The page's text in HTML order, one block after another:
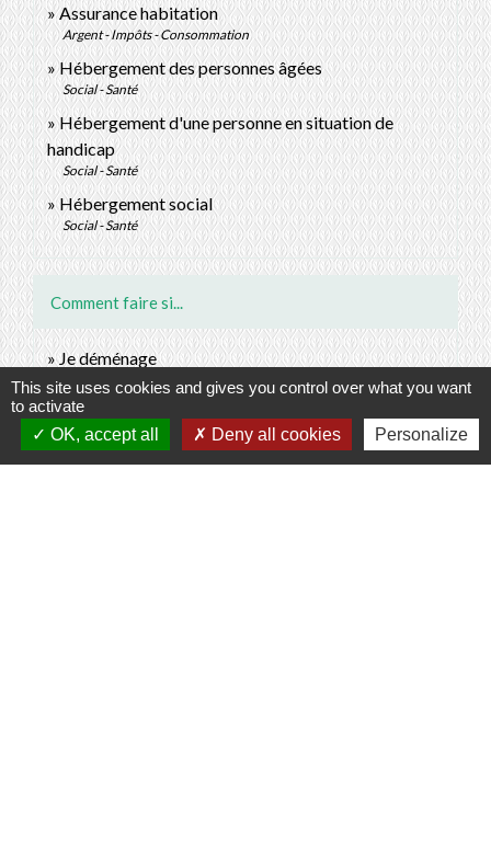
Assurance habitation
Argent - Impôts - Consommation
Hébergement des personnes âgées
Social - Santé
Hébergement d'une personne en situation de
handicap
Social - Santé
Hébergement social
Social - Santé
Comment faire si...
Je déménage
J'achète un logement
Signaler une erreur sur cette page
This site uses cookies and gives you control over what you want
to activate
OK, accept all
Deny all cookies Personalize